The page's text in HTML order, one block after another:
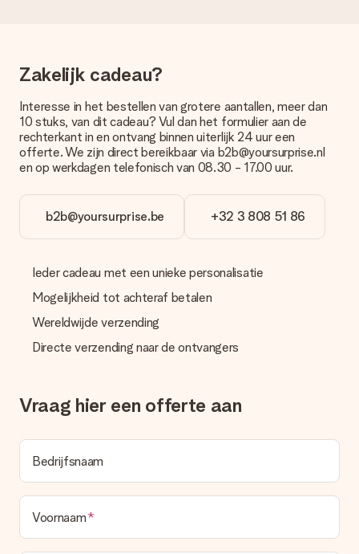
Hoe kan ik mijn bestelling betalen?
Wij bieden de volgende betaalmethodes aan: iDeal, Paypal,
creditcard of handmatige overboeking. Hou bij handmatige
overboeking wel rekening met 3 dagen extra levertijd van je
cadeau.
Cadeau ontvangen
Wat als het cadeau toch niet helemaal naar mijn zin is?
klantenservice, zij helpen je graag bij het vinden van een
passende oplossing.
Wordt de factuur met de bestelling meegestuurd?
ontvangt deze bij de bevestiging van de verzending en je kunt
het echt een verrassing!
Zakelijk cadeau?
Interesse in het bestellen van grotere aantallen, meer dan
10 stuks, van dit cadeau? Vul dan het formulier aan de
rechterkant in en ontvang binnen uiterlijk 24 uur een
offerte. We zijn direct bereikbaar via b2b@yoursurprise.nl
en op werkdagen telefonisch van 08.30 - 17.00 uur.
b2b@yoursurprise.be +32 3 808 51 86
Ieder cadeau met een unieke personalisatie
Mogelijkheid tot achteraf betalen
Wereldwijde verzending
Directe verzending naar de ontvangers
Vraag hier een offerte aan
Bedrijfsnaam
Voornaam